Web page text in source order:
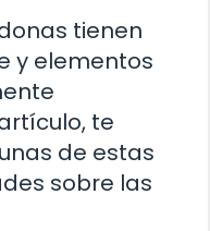
tienen
y elementos
te
de estas
sobre las